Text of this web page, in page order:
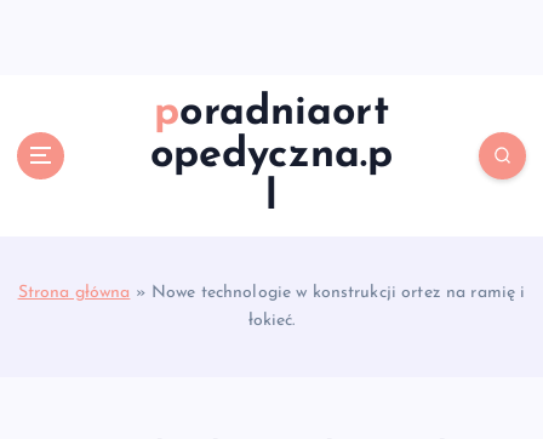
poradniaort
opedyczna.p
l
Strona główna » Nowe technologie w konstrukcji ortez na ramię i
łokieć.